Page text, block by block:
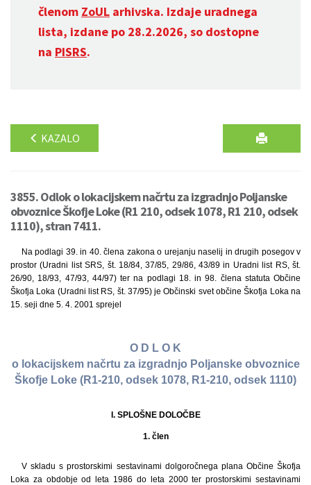
členom ZoUL arhivska. Izdaje uradnega
lista, izdane po 28.2.2026, so dostopne
na PISRS.
KAZALO
3855. Odlok o lokacijskem načrtu za izgradnjo Poljanske
obvoznice Škofje Loke (R1 210, odsek 1078, R1 210, odsek
1110), stran 7411.
Na podlagi 39. in 40. člena zakona o urejanju naselij in drugih posegov v
prostor (Uradni list SRS, št. 18/84, 37/85, 29/86, 43/89 in Uradni list RS, št.
26/90, 18/93, 47/93, 44/97) ter na podlagi 18. in 98. člena statuta Občine
Škofja Loka (Uradni list RS, št. 37/95) je Občinski svet občine Škofja Loka na
15. seji dne 5. 4. 2001 sprejel
O D L O K
o lokacijskem načrtu za izgradnjo Poljanske obvoznice
Škofje Loke (R1-210, odsek 1078, R1-210, odsek 1110)
I. SPLOŠNE DOLOČBE
1. člen
V skladu s prostorskimi sestavinami dolgoročnega plana Občine Škofja
Loka za obdobje od leta 1986 do leta 2000 ter prostorskimi sestavinami